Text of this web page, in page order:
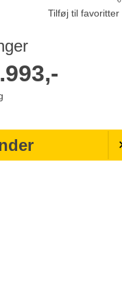
Tilføj til favoritter